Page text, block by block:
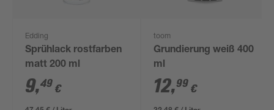
Edding
Sprühlack rostfarben
matt 200 ml
9,49 €
toom
Grundierung weiß 400
ml
12,99 €